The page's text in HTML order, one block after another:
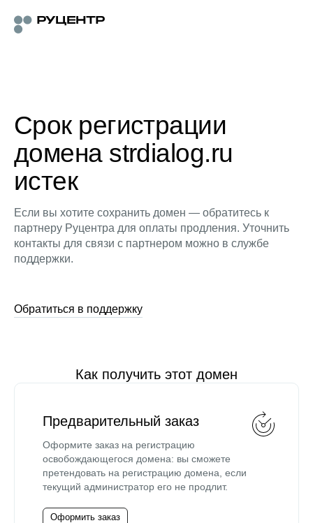
Срок регистрации
домена strdialog.ru
истек
Если вы хотите сохранить домен — обратитесь к
партнеру Руцентра для оплаты продления. Уточнить
контакты для связи с партнером можно в службе
поддержки.
Обратиться в поддержку
Как получить этот домен
Предварительный заказ
Оформите заказ на регистрацию
освобождающегося домена: вы сможете
претендовать на регистрацию домена, если
текущий администратор его не продлит.
Оформить заказ